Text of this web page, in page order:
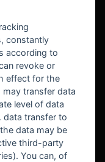
constantly
according to
revoke or
effect for the
transfer data
level of data
data transfer to
data may be
third-party
You can, of